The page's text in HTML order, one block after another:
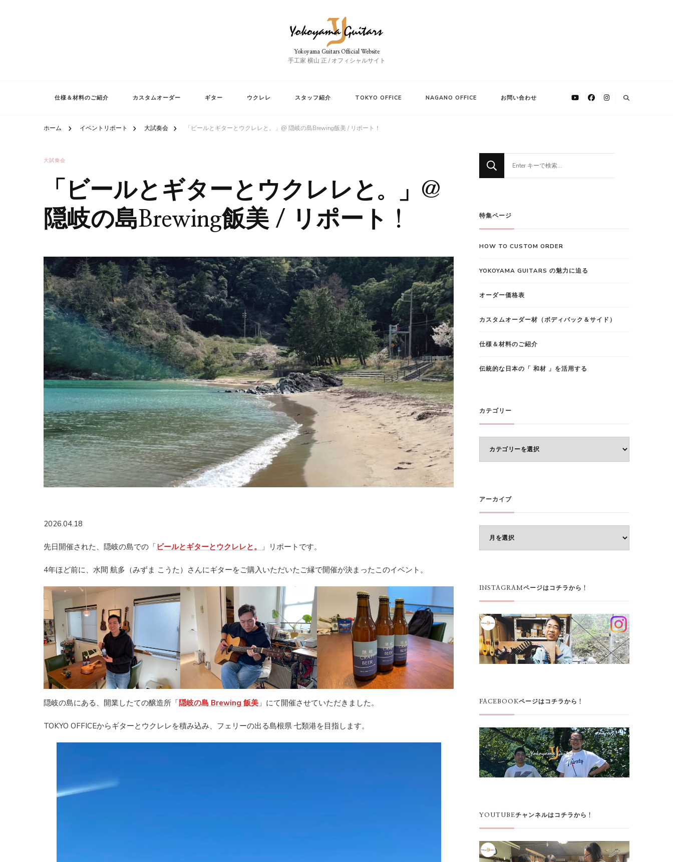
Yokoyama Guitars Official Website
手工家 横山 正 / オフィシャルサイト
仕様＆材料のご紹介 カスタムオーダー ギター ウクレレ スタッフ紹介 TOKYO OFFICE NAGANO OFFICE お問い合わせ
ホーム イベントリポート 大試奏会 「ビールとギターとウクレレと。」@ 隠岐の島Brewing飯美 / リポート！
大試奏会
「ビールとギターとウクレレと。」@
隠岐の島Brewing飯美 / リポート！
2026.04.18
先日開催された、隠岐の島での「ビールとギターとウクレレと。 」リポートです。
4年ほど前に、水間 航多（みずま こうた）さんにギターをご購入いただいたご縁で開催が決まったこのイベント。
隠岐の島にある、開業したての醸造所「隠岐の島 Brewing 飯美 」にて開催させていただきました。
TOKYO OFFICEからギターとウクレレを積み込み、フェリーの出る島根県 七類港を目指します。
探
す
?
特集ページ
HOW TO CUSTOM ORDER
YOKOYAMA GUITARS の魅力に迫る
オーダー価格表
カスタムオーダー材（ボディバック＆サイド）
仕様＆材料のご紹介
伝統的な日本の「 和材 」を活用する
カテゴリー
ー
アーカイブ
ブ
INSTAGRAMページはコチラから！
FACEBOOKページはコチラから！
YOUTUBEチャンネルはコチラから！